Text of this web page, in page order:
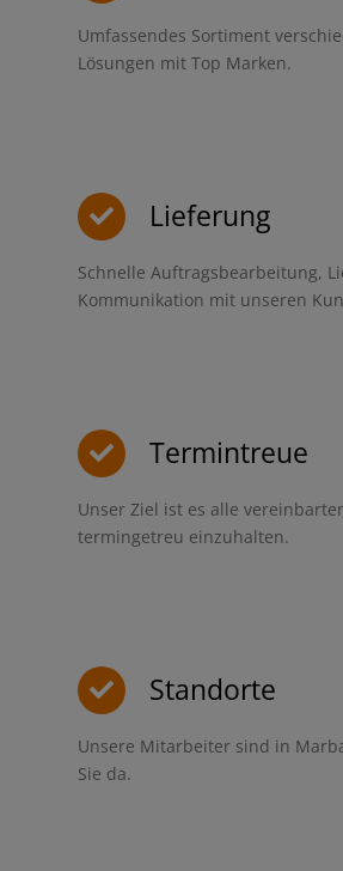
Umfassendes Sortiment
Lösungen mit Top Marken.
Lieferung
Schnelle Auftragsbearbeitung,
Kommunikation mit unseren
Termintreue
Unser Ziel ist es alle
termingetreu einzuhalten.
Standorte
Unsere Mitarbeiter sind in
Sie da.